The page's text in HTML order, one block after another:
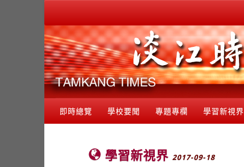
即時總覽 學校要聞 專題專欄 學習新視界
學習新視界 2017-09-18